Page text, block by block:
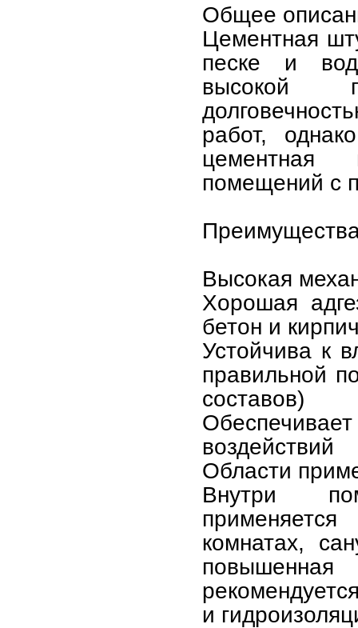
Общее
Цементная
песке и
высокой
работ,
цементная
помещений с
Высокая
Хорошая
бетон и
Устойчива к
правильной
составов)
воздействий
Области
Внутри
комнатах,
повышенная
и